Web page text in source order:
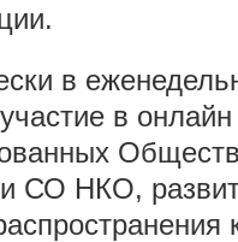
в
в онлайн
СО НКО,